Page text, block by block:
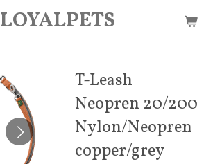
LOYALPETS
T-Leash
Neopren 20/200
Nylon/Neopren
copper/grey